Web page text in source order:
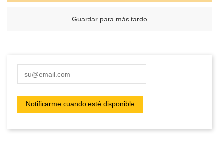
Guardar para más tarde